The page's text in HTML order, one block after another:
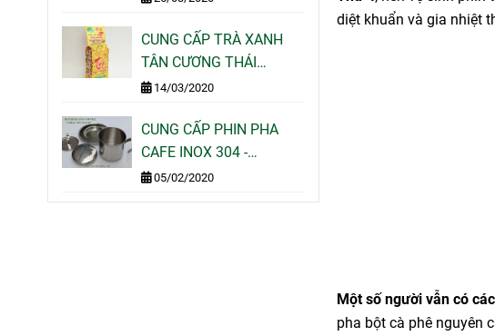
diệt khuẩn và gia nhiệt
Một số người vẫn có
pha bột cà phê nguyên
CUNG CẤP TRÀ XANH
TÂN CƯƠNG THÁI
NGUYÊN GÓI 100G 200G
14/03/2020
CUNG CẤP PHIN PHA
CAFE INOX 304 -
MOTHERLAND COFFEE
05/02/2020